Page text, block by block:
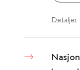
Detaljer